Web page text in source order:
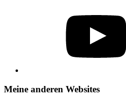
Meine anderen Websites